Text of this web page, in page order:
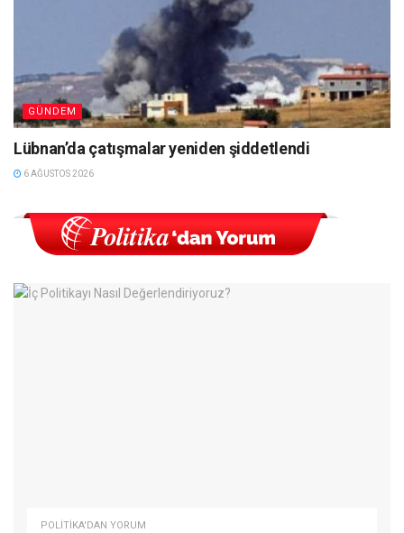
GÜNDEM
Lübnan’da çatışmalar yeniden şiddetlendi
6 AĞUSTOS 2026
POLITIKA'DAN YORUM